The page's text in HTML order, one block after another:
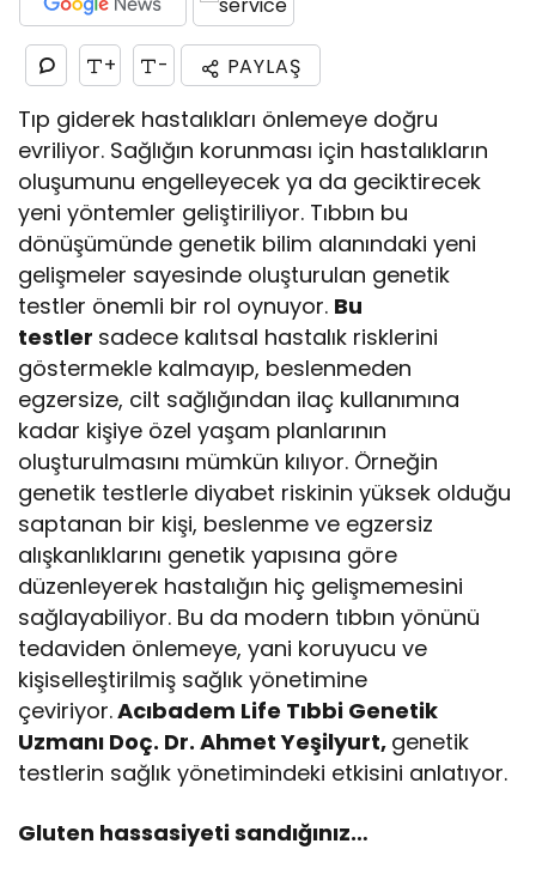
+ - PAYLAŞ
Tıp giderek hastalıkları önlemeye doğru
evriliyor. Sağlığın korunması için hastalıkların
oluşumunu engelleyecek ya da geciktirecek
yeni yöntemler geliştiriliyor. Tıbbın bu
dönüşümünde genetik bilim alanındaki yeni
gelişmeler sayesinde oluşturulan genetik
testler önemli bir rol oynuyor. Bu
testler sadece kalıtsal hastalık risklerini
göstermekle kalmayıp, beslenmeden
egzersize, cilt sağlığından ilaç kullanımına
kadar kişiye özel yaşam planlarının
oluşturulmasını mümkün kılıyor. Örneğin
genetik testlerle diyabet riskinin yüksek olduğu
saptanan bir kişi, beslenme ve egzersiz
alışkanlıklarını genetik yapısına göre
düzenleyerek hastalığın hiç gelişmemesini
sağlayabiliyor. Bu da modern tıbbın yönünü
tedaviden önlemeye, yani koruyucu ve
kişiselleştirilmiş sağlık yönetimine
çeviriyor.Acıbadem Life Tıbbi Genetik
Uzmanı Doç. Dr. Ahmet Yeşilyurt, genetik
testlerin sağlık yönetimindeki etkisini anlatıyor.
Gluten hassasiyeti sandığınız…